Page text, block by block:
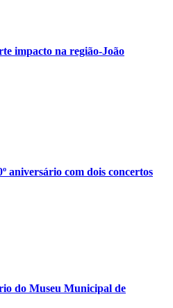
impacto na região-João
aniversário com dois concertos
do Museu Municipal de